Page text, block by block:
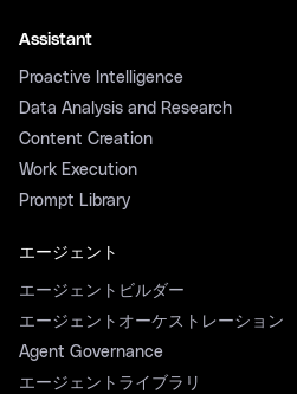
Assistant
Proactive Intelligence
Data Analysis and Research
Content Creation
Work Execution
Prompt Library
エージェント
エージェントビルダー
エージェントオーケストレーション
Agent Governance
エージェントライブラリ